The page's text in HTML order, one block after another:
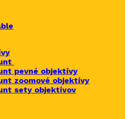
pevné objektívy
zoomové objektívy
sety objektívov